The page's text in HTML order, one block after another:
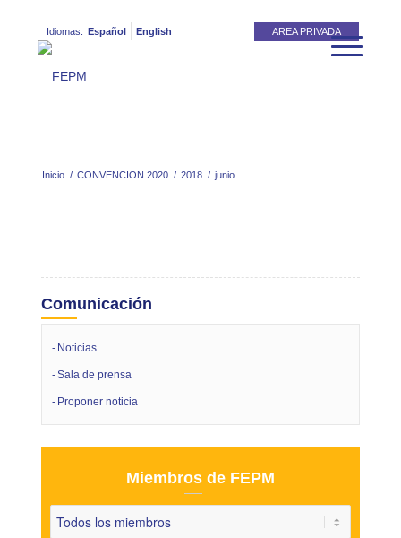
AREA PRIVADA
Idiomas: Español English
Inicio / CONVENCION 2020 / 2018 / junio
Comunicación
Noticias
Sala de prensa
Proponer noticia
Miembros de FEPM